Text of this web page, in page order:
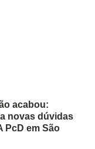
acabou:
novas dúvidas
PcD em São